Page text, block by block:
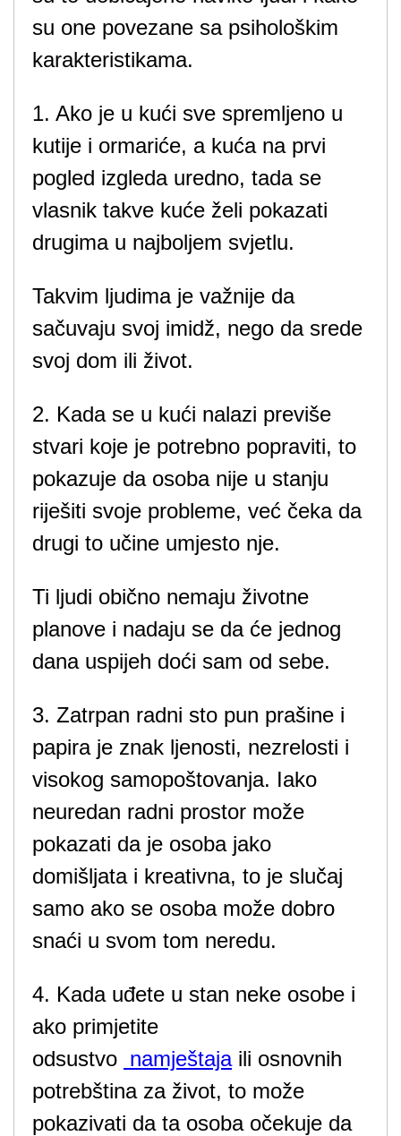
su one povezane sa psihološkim
karakteristikama.
1. Ako je u kući sve spremljeno u
kutije i ormariće, a kuća na prvi
pogled izgleda uredno, tada se
vlasnik takve kuće želi pokazati
drugima u najboljem svjetlu.
Takvim ljudima je važnije da
sačuvaju svoj imidž, nego da srede
svoj dom ili život.
2. Kada se u kući nalazi previše
stvari koje je potrebno popraviti, to
pokazuje da osoba nije u stanju
riješiti svoje probleme, već čeka da
drugi to učine umjesto nje.
Ti ljudi obično nemaju životne
planove i nadaju se da će jednog
dana uspijeh doći sam od sebe.
3. Zatrpan radni sto pun prašine i
papira je znak ljenosti, nezrelosti i
visokog samopoštovanja. Iako
neuredan radni prostor može
pokazati da je osoba jako
domišljata i kreativna, to je slučaj
samo ako se osoba može dobro
snaći u svom tom neredu.
4. Kada uđete u stan neke osobe i
ako primjetite
odsustvo namještajaili osnovnih
potrebština za život, to može
pokazivati da ta osoba očekuje da